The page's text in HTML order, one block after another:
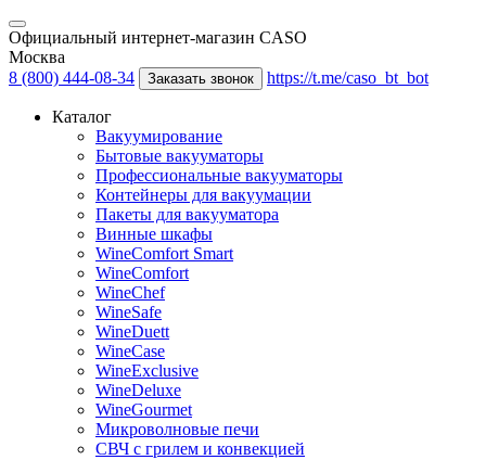
Официальный интернет-магазин CASO
Москва
8 (800) 444-08-34
Заказать звонок https://t.me/caso_bt_bot
Каталог
Вакуумирование
Бытовые вакууматоры
Профессиональные вакууматоры
Контейнеры для вакуумации
Пакеты для вакууматора
Винные шкафы
WineComfort Smart
WineComfort
WineChef
WineSafe
WineDuett
WineCase
WineExclusive
WineDeluxe
WineGourmet
Микроволновые печи
СВЧ с грилем и конвекцией